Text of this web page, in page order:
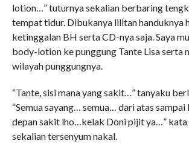
lotion…” tuturnya sekalian berbaring
tempat tidur. Dibukanya lilitan handuknya
ketinggalan BH serta CD-nya saja. Saya
body-lotion ke punggung Tante Lisa serta
wilayah punggungnya.
“Tante, sisi mana yang sakit…” tanyaku
“Semua sayang… semua… dari atas sampai
depan sakit lho…kelak Doni pijit ya…” kata
sekalian tersenyum nakal.